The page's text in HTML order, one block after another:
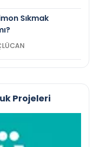
Sıkmak
Projeleri